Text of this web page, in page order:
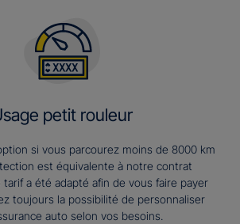
petit rouleur
si vous parcourez moins de 8000 km
est équivalente à notre contrat
tarif a été adapté afin de vous faire payer
toujours la possibilité de personnaliser
auto selon vos besoins.